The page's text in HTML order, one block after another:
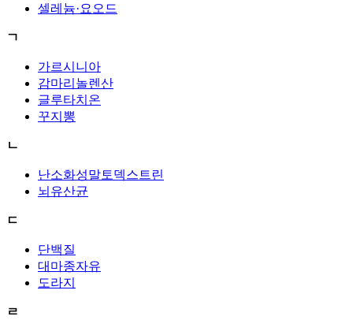
셀레늄·요오드
ㄱ
가르시니아
감마리놀렌산
글루타치온
꾸지뽕
ㄴ
난소화성말토덱스트린
뇌유산균
ㄷ
단백질
대마종자유
도라지
ㄹ